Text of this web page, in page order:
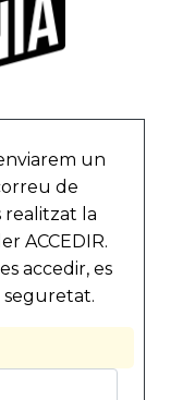
un
de
realitzat la
ACCEDIR.
accedir, es
seguretat.